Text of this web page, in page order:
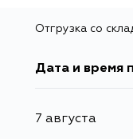
Отгрузка со
Дата и время
7 августа